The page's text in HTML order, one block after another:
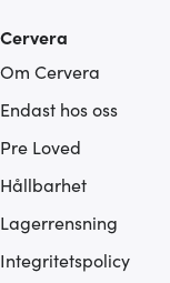
Cervera
Om Cervera
Endast hos oss
Pre Loved
Hållbarhet
Lagerrensning
Integritetspolicy